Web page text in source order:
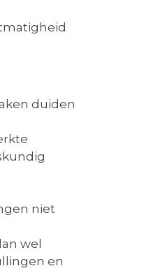
duiden
niet
wel
en